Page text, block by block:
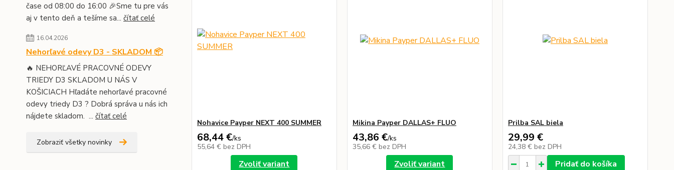
čase od 08:00 do 16:00 🎉Sme tu pre vás
aj v tento deň a tešíme sa... čítať celé
16.04.2026
Nehorľavé odevy D3 - SKLADOM 📦
🔥 NEHORĽAVÉ PRACOVNÉ ODEVY
TRIEDY D3 SKLADOM U NÁS V
KOŠICIACH Hľadáte nehorľavé pracovné
odevy triedy D3 ? Dobrá správa u nás ich
nájdete skladom. ... čítať celé
Zobraziť všetky novinky
Nohavice Payper NEXT 400 SUMMER
68,44 €/ks
55,64 € bez DPH
Zvoliť variant
Mikina Payper DALLAS+ FLUO
43,86 €/ks
35,66 € bez DPH
Zvoliť variant
Prilba SAL biela
29,99 €
24,38 € bez DPH
Pridať do košíka